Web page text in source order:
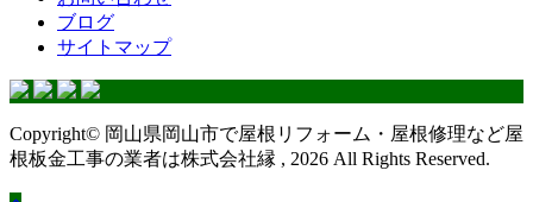
ブログ
サイトマップ
Copyright© 岡山県岡山市で屋根リフォーム・屋根修理など屋
根板金工事の業者は株式会社縁 , 2026 All Rights Reserved.